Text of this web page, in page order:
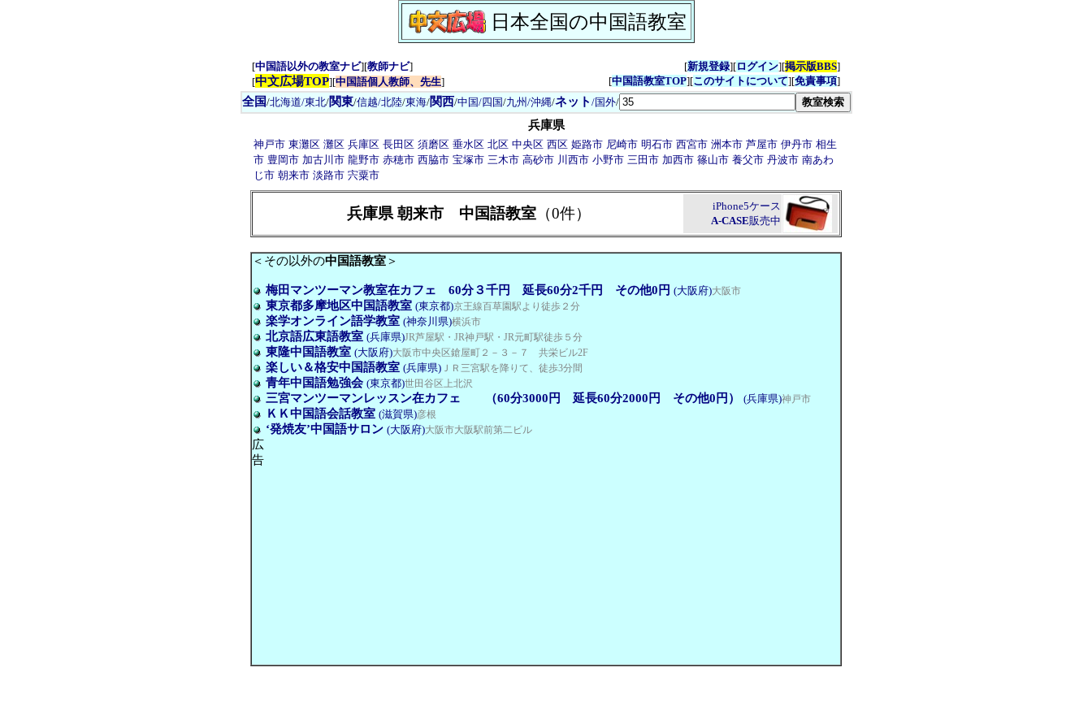
日本全国の中国語教室
[中国語以外の教室ナビ][教師ナビ]
[中文広場TOP][中国語個人教師、先生]
[新規登録][ログイン][掲示版BBS]
[中国語教室TOP][このサイトについて][免責事項]
全国/北海道/東北/関東/信越/北陸/東海/関西/中国/四国/九州/沖縄/ネット /国外/
兵庫県
神戸市 東灘区 灘区 兵庫区 長田区 須磨区 垂水区 北区 中央区 西区 姫路市 尼崎市 明石市 西宮市 洲本市 芦屋市 伊丹市 相生
市 豊岡市 加古川市 龍野市 赤穂市 西脇市 宝塚市 三木市 高砂市 川西市 小野市 三田市 加西市 篠山市 養父市 丹波市 南あわ
じ市 朝来市 淡路市 宍粟市
兵庫県 朝来市 中国語教室（0件）
iPhone5ケース
A-CASE販売中
＜その以外の中国語教室＞
梅田マンツーマン教室在カフェ 60分３千円 延長60分2千円 その他0円 (大阪府)大阪市
東京都多摩地区中国語教室 (東京都)京王線百草園駅より徒歩２分
楽学オンライン語学教室 (神奈川県)横浜市
北京語広東語教室 (兵庫県)JR芦屋駅・JR神戸駅・JR元町駅徒歩５分
東隆中国語教室 (大阪府)大阪市中央区鎗屋町２－３－７ 共栄ビル2F
楽しい＆格安中国語教室 (兵庫県) ＪＲ三宮駅を降りて、徒歩3分間
青年中国語勉強会 (東京都)世田谷区上北沢
三宮マンツーマンレッスン在カフェ （60分3000円 延長60分2000円 その他0円） (兵庫県)神戸市
ＫＫ中国語会話教室 (滋賀県)彦根
‘発焼友’中国語サロン (大阪府)大阪市大阪駅前第二ビル
広
告